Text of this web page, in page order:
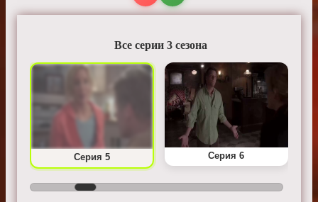
Все серии 3 сезона
Серия 5 Серия 6